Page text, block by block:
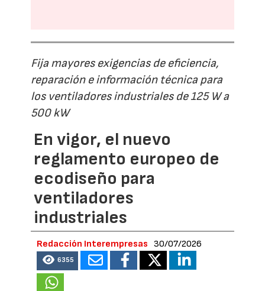
Fija mayores exigencias de eficiencia,
reparación e información técnica para
los ventiladores industriales de 125 W a
500 kW
En vigor, el nuevo
reglamento europeo de
ecodiseño para
ventiladores
industriales
Redacción Interempresas 30/07/2026
6355